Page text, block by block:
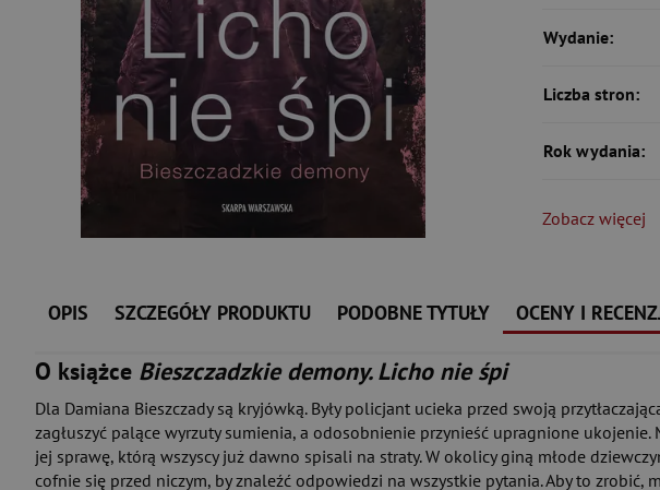
Wydanie:
Liczba stron:
Rok wydania:
Zobacz więcej
OPIS SZCZEGÓŁY PRODUKTU PODOBNE TYTUŁY OCENY I
O książce Bieszczadzkie demony. Licho nie śpi
Dla Damiana Bieszczady są kryjówką. Były policjant ucieka przed swoją
zagłuszyć palące wyrzuty sumienia, a odosobnienie przynieść upragnione
jej sprawę, którą wszyscy już dawno spisali na straty. W okolicy giną młode
cofnie się przed niczym, by znaleźć odpowiedzi na wszystkie pytania. Aby to